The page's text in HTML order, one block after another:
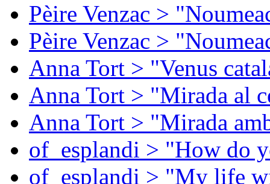
Pèire Venzac >
Pèire Venzac >
Anna Tort > "Venus
Anna Tort > "Mirada al
Anna Tort > "Mirada
of_esplandi > "How do
of_esplandi > "My life